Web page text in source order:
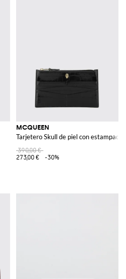
MCQUEEN
Tarjetero Skull de piel con estampado
390,00 €
273,00 €
-30%